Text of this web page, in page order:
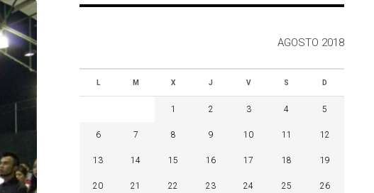
AGOSTO 2018
L M X J V S D
1 2 3 4 5
6 7 8 9 10 11 12
13 14 15 16 17 18 19
20 21 22 23 24 25 26